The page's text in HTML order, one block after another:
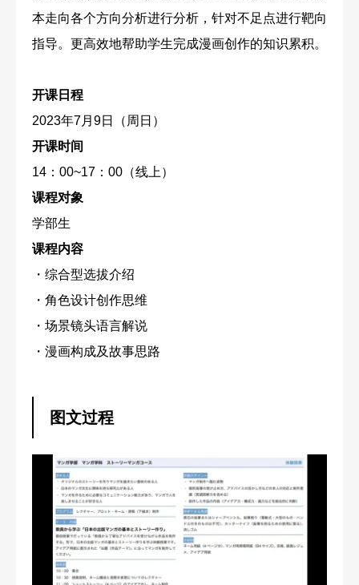
本走向各个方向分析进行分析，针对不足点进行靶向
指导。更高效地帮助学生完成漫画创作的知识累积。
开课日程
2023年7月9日（周日）
开课时间
14：00~17：00（线上）
课程对象
学部生
课程内容
・ 综合型选拔介绍
・ 角色设计创作思维
・ 场景镜头语言解说
・ 漫画构成及故事思路
图文过程